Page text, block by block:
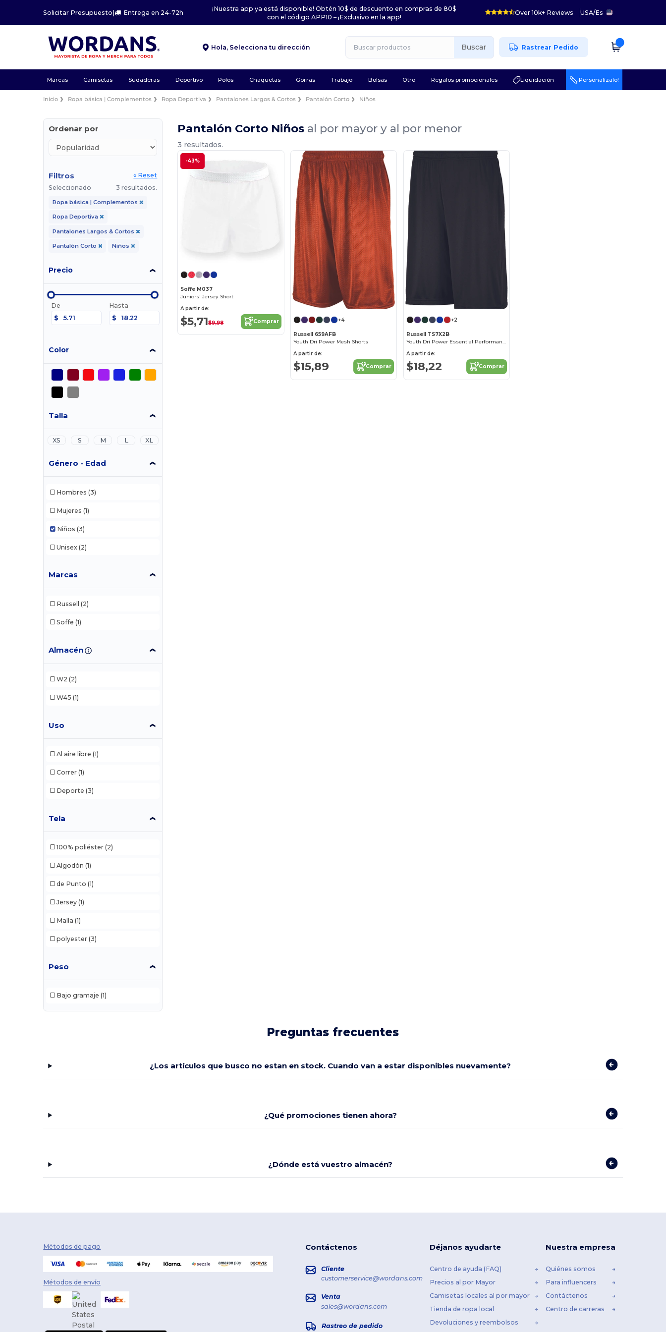
Solicitar Presupuesto| Entrega en 24-72h
¡Nuestra app ya está disponible! Obtén 10$ de descuento en compras de 80$
con el código APP10 – ¡Exclusivo en la app!
Over 10k+ Reviews USA/Es
Hola, Selecciona tu dirección Buscar Rastrear Pedido
Marcas Camisetas Sudaderas Deportivo Polos Chaquetas Gorras Trabajo Bolsas Otro Regalos promocionales Liquidación ¡Personalízalo!
Inicio Ropa básica | Complementos Ropa Deportiva Pantalones Largos & Cortos Pantalón Corto Niños
Ordenar por
Filtros
« Reset
Seleccionado
3 resultados.
Ropa básica | Complementos
Ropa Deportiva
Pantalones Largos & Cortos
Pantalón Corto Niños
Precio
De
$
Hasta
$
Color
Talla
XS S M L XL
Género - Edad
Hombres (3)
Mujeres (1)
Niños (3)
Unisex (2)
Marcas
Russell (2)
Soffe (1)
Almacén
W2 (2)
W45 (1)
Uso
Al aire libre (1)
Correr (1)
Deporte (3)
Tela
100% poliéster (2)
Algodón (1)
de Punto (1)
Jersey (1)
Malla (1)
polyester (3)
Peso
Bajo gramaje (1)
Pantalón Corto Niños al por mayor y al por menor
3 resultados.
-43%
Soffe M037
Juniors' Jersey Short
A partir de:
$5,71$9,98 Comprar +4
Russell 659AFB
Youth Dri Power Mesh Shorts
A partir de:
$15,89 Comprar
+2
Russell TS7X2B
Youth Dri Power Essential Performance Short With Pockets
A partir de:
$18,22 Comprar
Preguntas frecuentes
¿Los artículos que busco no estan en stock. Cuando van a estar disponibles nuevamente?
¿Qué promociones tienen ahora?
¿Dónde está vuestro almacén?
Métodos de pago
Métodos de envío
Contáctenos
Cliente
customerservice@wordans.com
Venta
sales@wordans.com
Rastreo de pedido
Déjanos ayudarte
Centro de ayuda (FAQ)
Precios al por Mayor
Camisetas locales al por mayor
Tienda de ropa local
Devoluciones y reembolsos
Nuestra empresa
Quiénes somos
Para influencers
Contáctenos
Centro de carreras